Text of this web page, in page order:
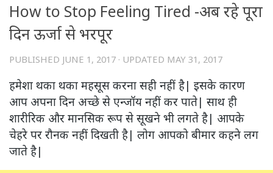
How to Stop Feeling Tired -अब रहे पूरा
दिन ऊर्जा से भरपूर
PUBLISHED JUNE 1, 2017 · UPDATED MAY 31, 2017
हमेशा थका थका महसूस करना सही नहीं है| इसके कारण
आप अपना दिन अच्छे से एन्जॉय नहीं कर पाते| साथ ही
शारीरिक और मानसिक रूप से सूखने भी लगते है| आपके
चेहरे पर रौनक नहीं दिखती है| लोग आपको बीमार कहने लग
जाते है|